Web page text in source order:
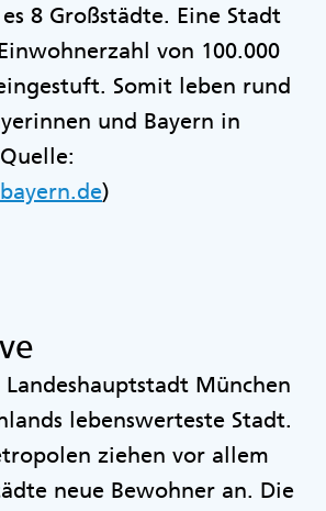
8 Großstädte. Eine Stadt
von 100.000
Somit leben rund
und Bayern in
)
Landeshauptstadt München
lebenswerteste Stadt.
ziehen vor allem
neue Bewohner an. Die